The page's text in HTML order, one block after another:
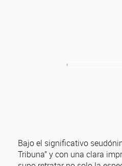
Bajo el significativo
Tribuna” y con una clara